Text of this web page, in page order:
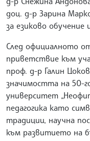
доц. д-р Зарина
за езиково
След официалното
приветствие към
проф. д-р Галин
значимостта на 50-
университет
педагогика като
традиции, научна
към развитието на